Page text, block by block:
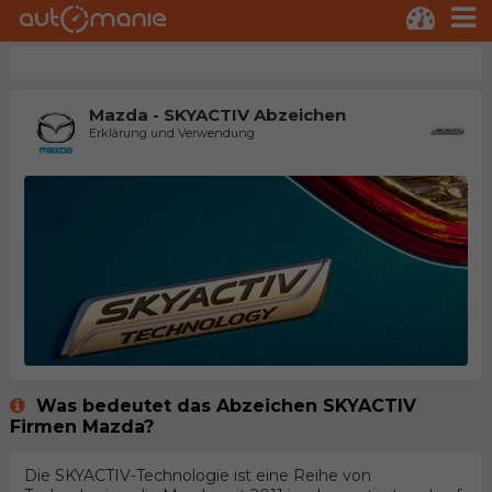
Mazda - SKYACTIV Abzeichen
Erklärung und Verwendung
Was bedeutet das Abzeichen SKYACTIV
Firmen Mazda?
Die SKYACTIV-Technologie ist eine Reihe von